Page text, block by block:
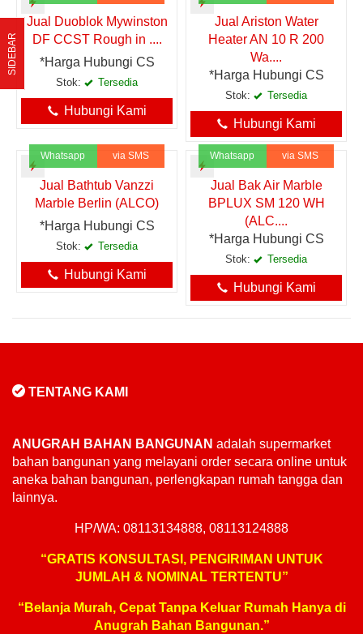
Jual Duoblok Mywinston
DF CCST Rough in ....
*Harga Hubungi CS
Stok: Tersedia
Hubungi Kami
Jual Ariston Water
Heater AN 10 R 200
Wa....
*Harga Hubungi CS
Stok: Tersedia
Hubungi Kami
Whatsapp via SMS
Jual Bathtub Vanzzi
Marble Berlin (ALCO)
*Harga Hubungi CS
Stok: Tersedia
Hubungi Kami
Whatsapp via SMS
Jual Bak Air Marble
BPLUX SM 120 WH
(ALC....
*Harga Hubungi CS
Stok: Tersedia
Hubungi Kami
SIDEBAR
TENTANG KAMI
ANUGRAH BAHAN BANGUNAN adalah supermarket
bahan bangunan yang melayani order secara online untuk
aneka bahan bangunan, perlengkapan rumah tangga dan
lainnya.
HP/WA: 08113134888, 08113124888
“GRATIS KONSULTASI, PENGIRIMAN UNTUK
JUMLAH & NOMINAL TERTENTU”
“Belanja Murah, Cepat Tanpa Keluar Rumah Hanya di
Anugrah Bahan Bangunan.”